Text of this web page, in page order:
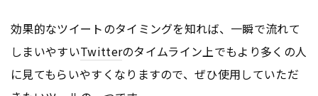
効果的なツイートのタイミングを知れば、一瞬で流れて
しまいやすいTwitterのタイムライン上でもより多くの人
に見てもらいやすくなりますので、ぜひ使用していただ